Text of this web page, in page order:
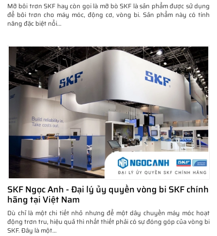
Mỡ bôi trơn SKF hay còn gọi là mỡ bò SKF là sản phẩm được sử dụng
để bôi trơn cho máy móc, động cơ, vòng bi. Sản phẩm này có tính
năng đặc biệt nổi...
SKF Ngọc Anh - Đại lý ủy quyền vòng bi SKF chính
hãng tại Việt Nam
Dù chỉ là một chi tiết nhỏ nhưng để một dây chuyền máy móc hoạt
động trơn tru, hiệu quả thì nhất thiết phải có sự đóng góp của vòng bi
SKF. Đây là một...